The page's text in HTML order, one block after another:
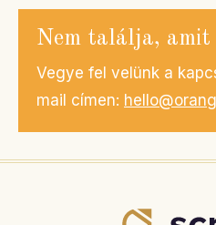
Nem találja, amit
Vegye fel velünk a
mail címen: